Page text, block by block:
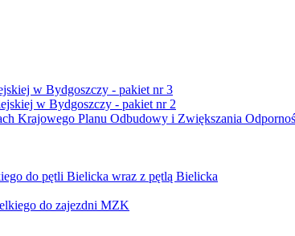
w Bydgoszczy - pakiet nr 3
w Bydgoszczy - pakiet nr 2
Krajowego Planu Odbudowy i Zwiększania
do pętli Bielicka wraz z pętlą Bielicka
do zajezdni MZK